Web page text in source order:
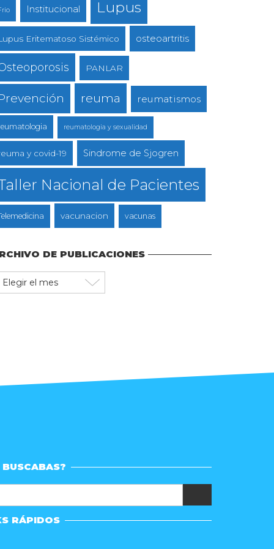
Institucional Lupus
Eritematoso Sistémico osteoartritis
PANLAR
reuma reumatismos
reumatologia y sexualidad
y covid-19 Sindrome de Sjogren
Nacional de Pacientes
vacunacion vacunas
DE PUBLICACIONES
RÁPIDOS